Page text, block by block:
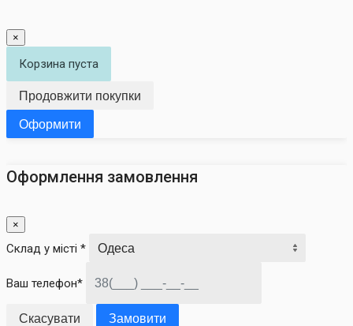
×
Корзина пуста
Продовжити покупки
Оформити
Оформлення замовлення
×
Склад у місті *
Ваш телефон*
Скасувати Замовити